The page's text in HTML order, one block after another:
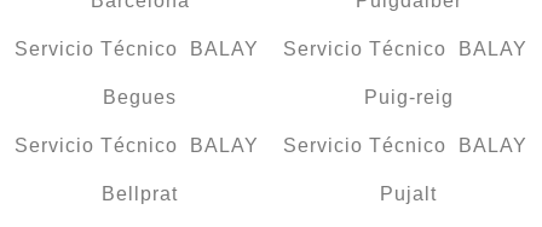
Servicio Técnico BALAY
Begues
Servicio Técnico BALAY
Bellprat
Servicio Técnico BALAY
Puig-reig
Servicio Técnico BALAY
Pujalt